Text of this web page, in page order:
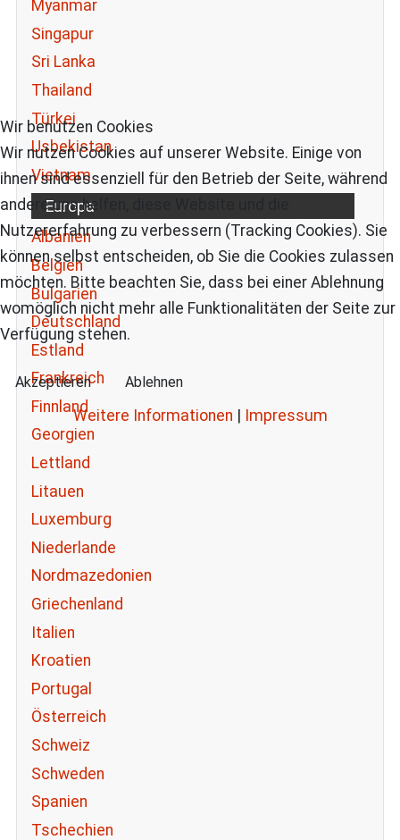
Myanmar
Singapur
Sri Lanka
Thailand
Türkei
Usbekistan
Vietnam
Europa
Albanien
Belgien
Bulgarien
Deutschland
Estland
Frankreich
Finnland
Georgien
Lettland
Litauen
Luxemburg
Niederlande
Nordmazedonien
Griechenland
Italien
Kroatien
Portugal
Österreich
Schweiz
Schweden
Spanien
Tschechien
Wir benutzen Cookies
Wir nutzen Cookies auf unserer Website. Einige von
ihnen sind essenziell für den Betrieb der Seite, während
andere uns helfen, diese Website und die
Nutzererfahrung zu verbessern (Tracking Cookies). Sie
können selbst entscheiden, ob Sie die Cookies zulassen
möchten. Bitte beachten Sie, dass bei einer Ablehnung
womöglich nicht mehr alle Funktionalitäten der Seite zur
Verfügung stehen.
Akzeptieren Ablehnen
Weitere Informationen | Impressum